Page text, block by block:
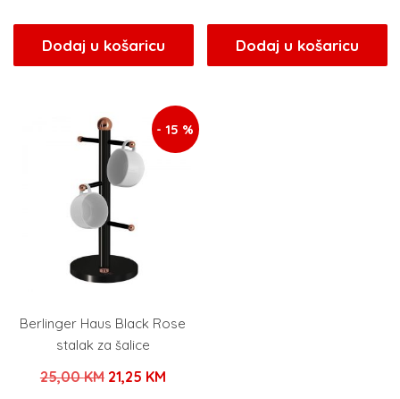
Dodaj u košaricu Dodaj u košaricu
- 15 %
Berlinger Haus Black Rose
stalak za šalice
25,00KM Izvorna
21,25 KMTrenutna